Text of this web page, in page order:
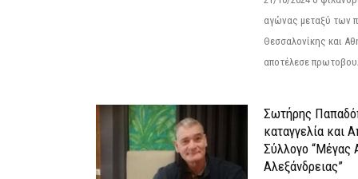
αγώνας μεταξύ των
Θεσσαλονίκης και
αποτέλεσε
Σωτήρης
καταγγελία και
Σύλλογο “Μέγας
Αλεξάνδρειας”